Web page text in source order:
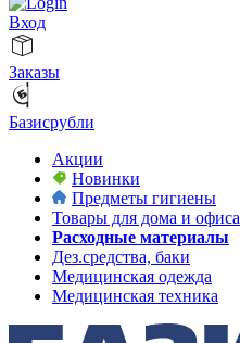
Вход
Заказы
Базисрубли
Акции
Новинки
Предметы гигиены
Товары для дома и офиса
Расходные материалы
Дез.средства, баки
Медицинская одежда
Медицинская техника